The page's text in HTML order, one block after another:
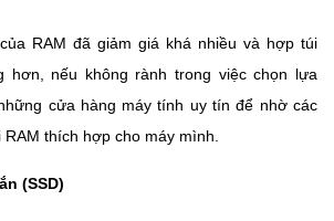
RAM đã giảm giá khá nhiều và hợp túi
hơn, nếu không rành trong việc chọn lựa
cửa hàng máy tính uy tín để nhờ các
thích hợp cho máy mình.
(SSD)